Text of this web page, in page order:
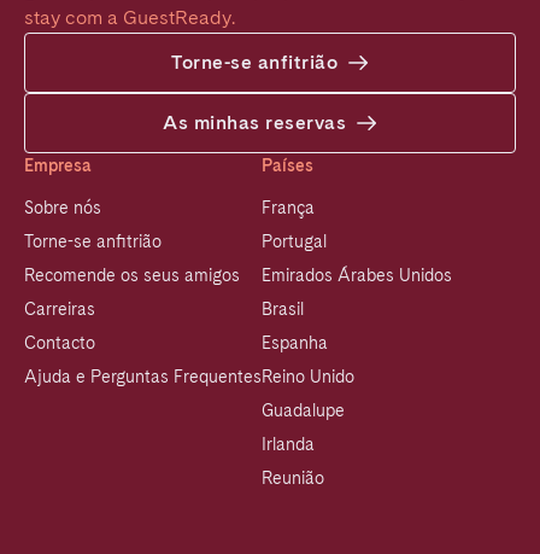
stay com a GuestReady.
Torne-se anfitrião
As minhas reservas
Empresa
Sobre nós
Torne-se anfitrião
Recomende os seus amigos
Carreiras
Contacto
Ajuda e Perguntas Frequentes
Países
França
Portugal
Emirados Árabes Unidos
Brasil
Espanha
Reino Unido
Guadalupe
Irlanda
Reunião